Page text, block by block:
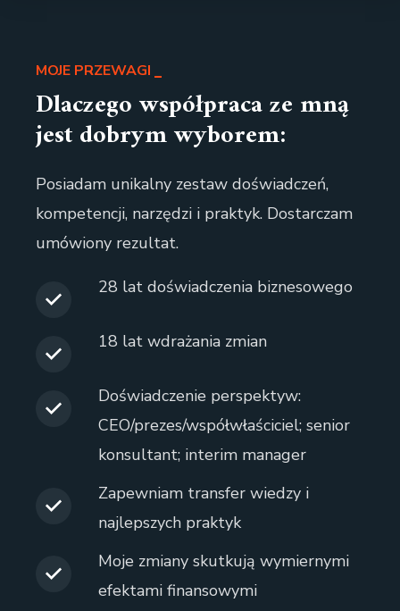
MOJE PRZEWAGI
Dlaczego współpraca ze mną
jest dobrym wyborem:
Posiadam unikalny zestaw doświadczeń,
kompetencji, narzędzi i praktyk. Dostarczam
umówiony rezultat.
28 lat doświadczenia biznesowego
18 lat wdrażania zmian
Doświadczenie perspektyw:
CEO/prezes/współwłaściciel; senior
konsultant; interim manager
Zapewniam transfer wiedzy i
najlepszych praktyk
Moje zmiany skutkują wymiernymi
efektami finansowymi